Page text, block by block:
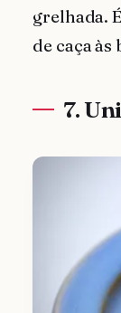
grelhada.
de caça às
7. Uni